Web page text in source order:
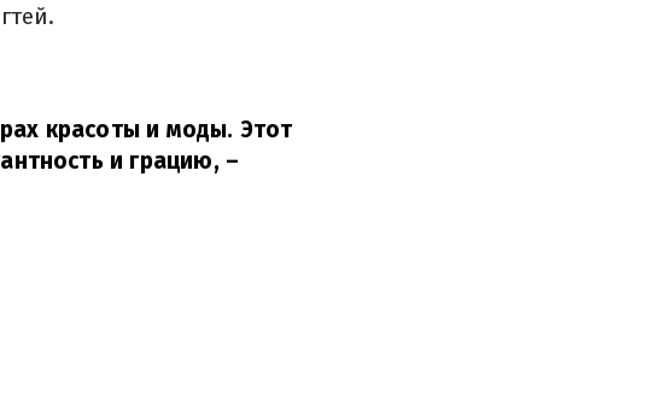
красоты и моды. Этот
и грацию, –